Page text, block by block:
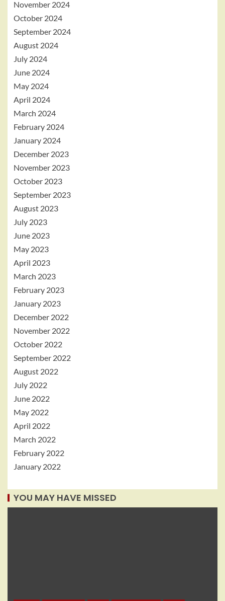
November 2024
October 2024
September 2024
August 2024
July 2024
June 2024
May 2024
April 2024
March 2024
February 2024
January 2024
December 2023
November 2023
October 2023
September 2023
August 2023
July 2023
June 2023
May 2023
April 2023
March 2023
February 2023
January 2023
December 2022
November 2022
October 2022
September 2022
August 2022
July 2022
June 2022
May 2022
April 2022
March 2022
February 2022
January 2022
YOU MAY HAVE MISSED